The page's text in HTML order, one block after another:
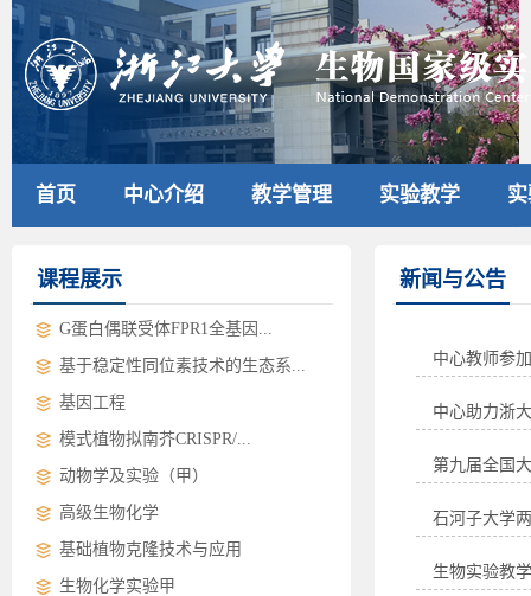
首页 中心介绍 教学管理 实验教学
课程展示
G蛋白偶联受体FPR1全基因...
基于稳定性同位素技术的生态系...
基因工程
模式植物拟南芥CRISPR/...
动物学及实验（甲）
高级生物化学
基础植物克隆技术与应用
生物化学实验甲
新闻与公告
中心教师参
中心助力浙
第九届全国
石河子大学
生物实验教